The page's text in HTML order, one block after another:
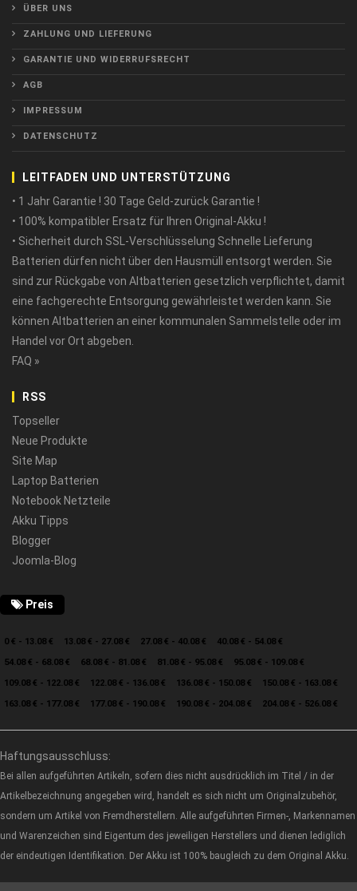
ÜBER UNS
ZAHLUNG UND LIEFERUNG
GARANTIE UND WIDERRUFSRECHT
AGB
IMPRESSUM
DATENSCHUTZ
LEITFADEN UND UNTERSTÜTZUNG
• 1 Jahr Garantie ! 30 Tage Geld-zurück Garantie !
• 100% kompatibler Ersatz für Ihren Original-Akku !
• Sicherheit durch SSL-Verschlüsselung Schnelle Lieferung
Batterien dürfen nicht über den Hausmüll entsorgt werden. Sie
sind zur Rückgabe von Altbatterien gesetzlich verpflichtet, damit
eine fachgerechte Entsorgung gewährleistet werden kann. Sie
können Altbatterien an einer kommunalen Sammelstelle oder im
Handel vor Ort abgeben.
FAQ »
RSS
Topseller
Neue Produkte
Site Map
Laptop Batterien
Notebook Netzteile
Akku Tipps
Blogger
Joomla-Blog
Preis
0 € - 13.08 € 13.08 € - 27.08 € 27.08 € - 40.08 €
40.08 € - 54.08 €
54.08 € - 68.08 €
68.08 € - 81.08 € 81.08 € - 95.08 €
95.08 € - 109.08 €
109.08 € - 122.08 €
122.08 € - 136.08 € 136.08 € - 150.08 €
150.08 € - 163.08 €
163.08 € - 177.08 €
177.08 € - 190.08 € 190.08 € - 204.08 € 204.08 € - 526.08 €
Haftungsausschluss:
Bei allen aufgeführten Artikeln, sofern dies nicht ausdrücklich im Titel / in der
Artikelbezeichnung angegeben wird, handelt es sich nicht um Originalzubehör,
sondern um Artikel von Fremdherstellern. Alle aufgeführten Firmen-, Markennamen
und Warenzeichen sind Eigentum des jeweiligen Herstellers und dienen lediglich
der eindeutigen Identifikation. Der Akku ist 100% baugleich zu dem Original Akku.